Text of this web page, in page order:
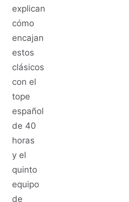
explican
cómo
encajan
estos
clásicos
con el
tope
español
de 40
horas
y el
quinto
equipo
de